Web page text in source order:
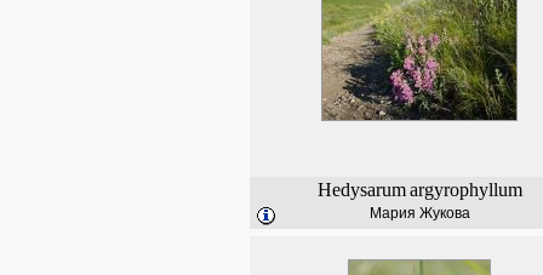
Hedysarum argyrophyllum
Мария Жукова